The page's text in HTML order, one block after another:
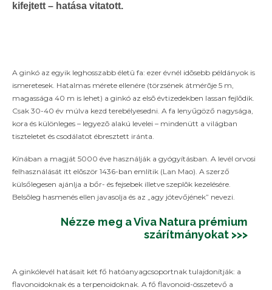
kifejtett – hatása vitatott.
A ginkó az egyik leghosszabb életû fa: ezer évnél idõsebb példányok is
ismeretesek. Hatalmas mérete ellenére (törzsének átmérõje 5 m,
magassága 40 m is lehet) a ginkó az elsõ évtizedekben lassan fejlõdik.
Csak 30-40 év múlva kezd terebélyesedni. A fa lenyűgöző nagysága,
kora és különleges – legyezõ alakú levelei – mindenütt a világban
tiszteletet és csodálatot ébresztett iránta.
Kínában a magját 5000 éve használják a gyógyításban. A levél orvosi
felhasználását itt elõször 1436-ban említik (Lan Mao). A szerző
külsőlegesen ajánlja a bőr- és fejsebek illetve szeplõk kezelésére.
Belsõleg hasmenés ellen javasolja és az „agy jótevőjének” nevezi.
Nézze meg a Viva Natura prémium
szárítmányokat >>>
A ginkólevél hatásait két fő hatóanyagcsoportnak tulajdonítják: a
flavonoidoknak és a terpenoidoknak. A fő flavonoid-összetevő a